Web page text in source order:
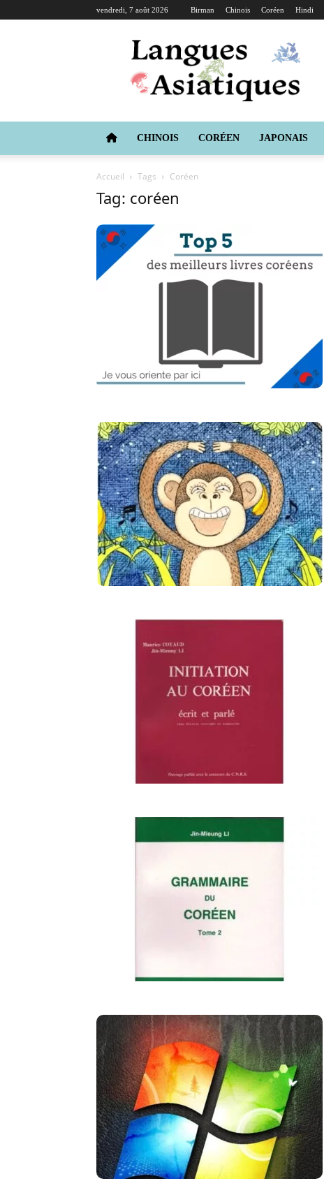
vendredi, 7 août 2026 Birman Chinois Coréen Hindi
Langues
Asiatiques
CHINOIS CORÉEN JAPONAIS
Accueil Tags Coréen
Tag: coréen